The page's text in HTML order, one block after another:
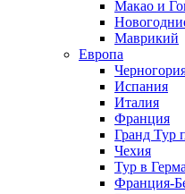
Макао и
Маврикий
Европа
Испания
Италия
Франция
Гранд Тур
Чехия
Тур в
Франция-